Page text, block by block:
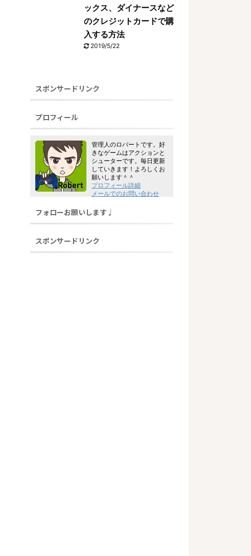
ックス、ダイナースなど
のクレジットカードで購
入する方法
2019/5/22
スポンサードリンク
プロフィール
管理人のロバートです。好
きなゲームはアクションと
シューターです。毎日更新
していきます！よろしくお
願いします＾＾
プロフィール詳細
メールでのお問い合わせ
フォローお願いします♩
スポンサードリンク